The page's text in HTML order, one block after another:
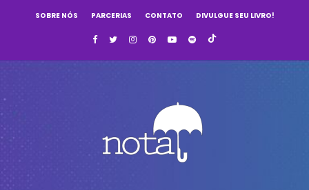
SOBRE NÓS PARCERIAS CONTATO DIVULGUE SEU LIVRO!